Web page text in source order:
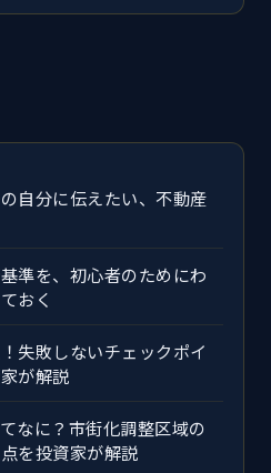
自分に伝えたい、不動産
準を、初心者のためにわ
おく
失敗しないチェックポイ
が解説
なに？市街化調整区域の
を投資家が解説